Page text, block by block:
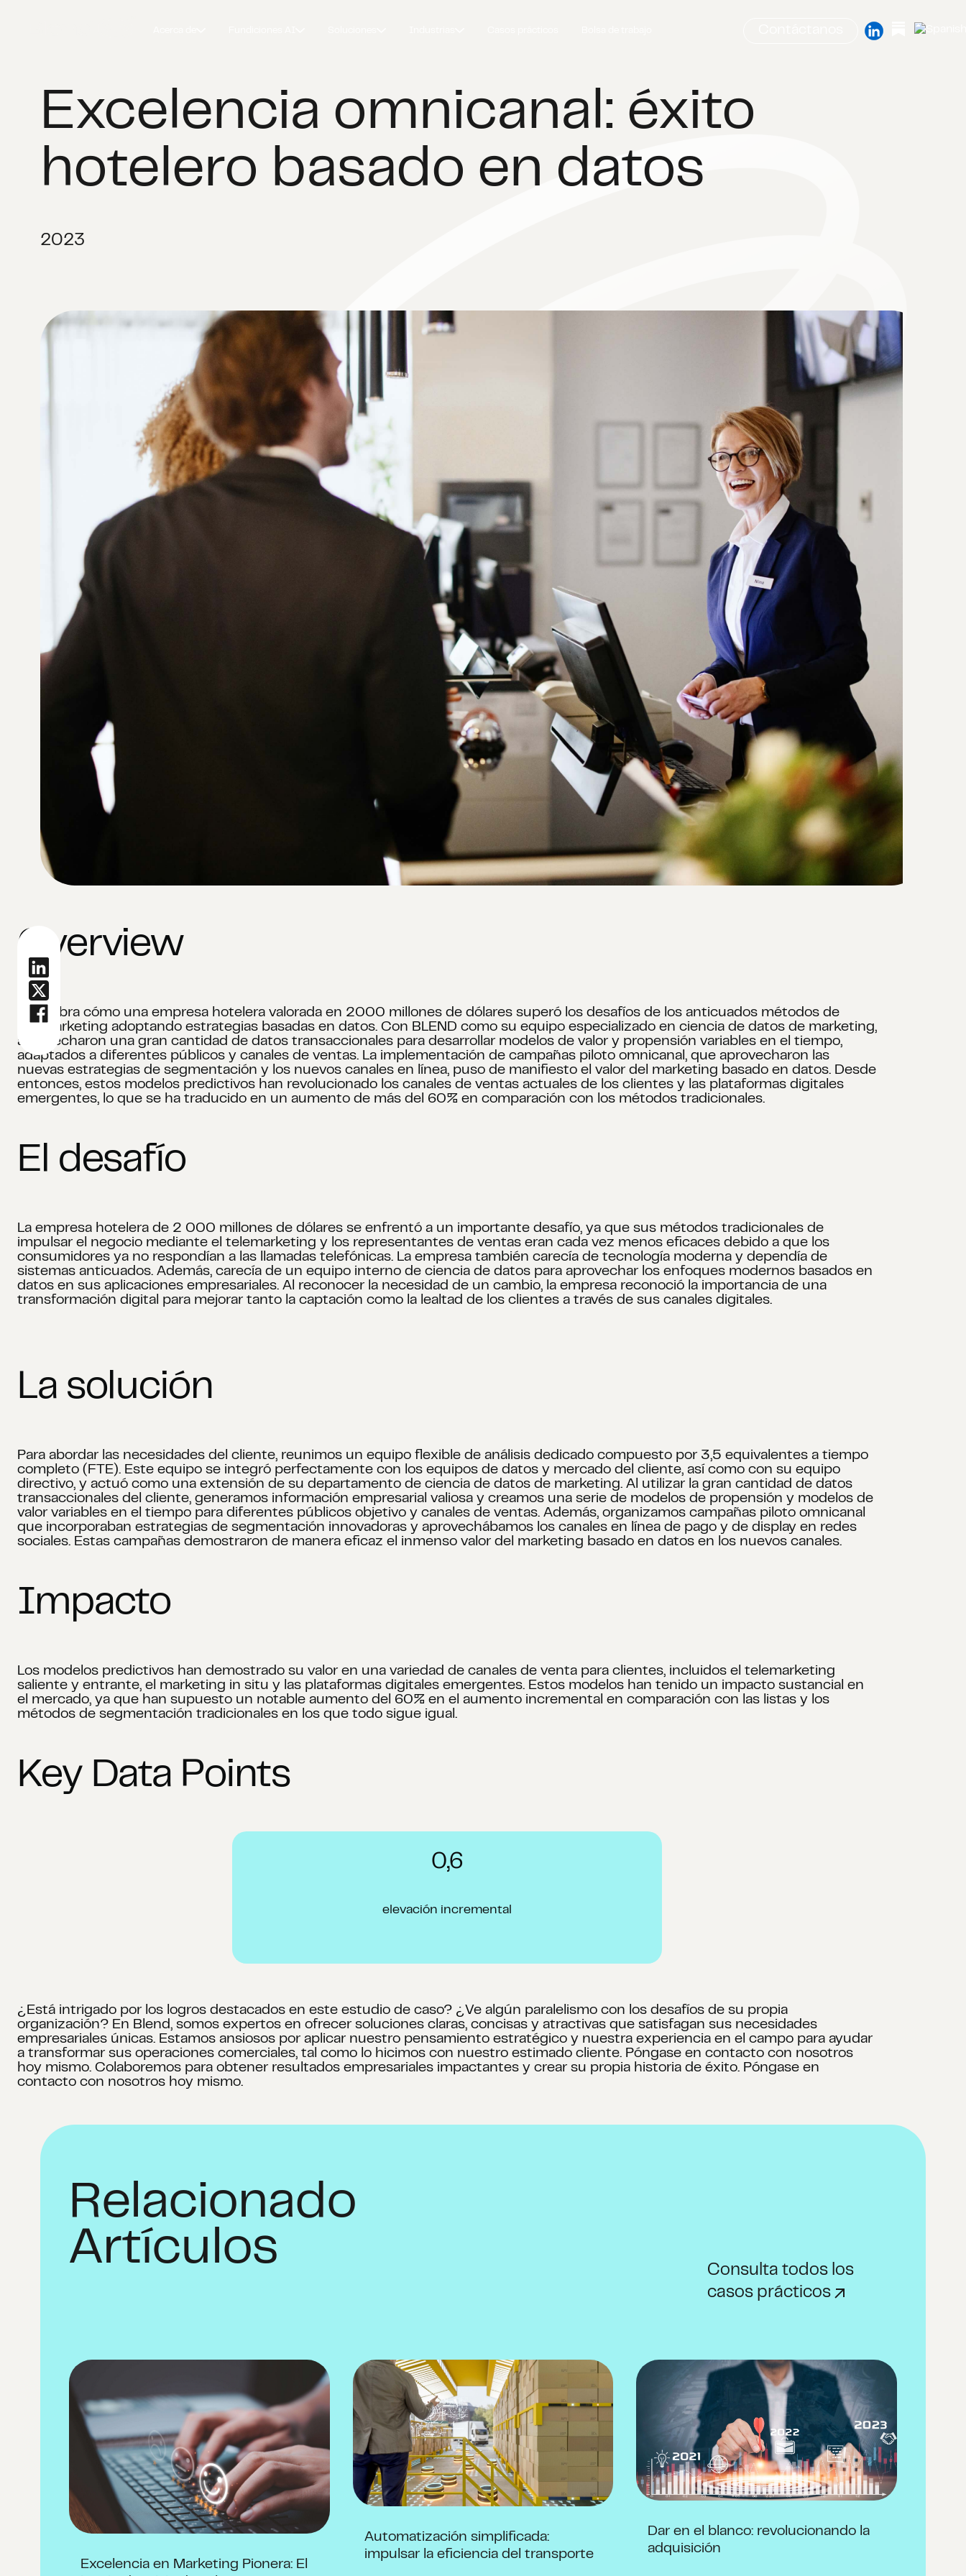
Excelencia omnicanal: éxito
hotelero basado en datos
2023
Overview
Descubra cómo una empresa hotelera valorada en 2000 millones de dólares superó los desafíos de los anticuados métodos de
telemarketing adoptando estrategias basadas en datos. Con BLEND como su equipo especializado en ciencia de datos de marketing,
aprovecharon una gran cantidad de datos transaccionales para desarrollar modelos de valor y propensión variables en el tiempo,
adaptados a diferentes públicos y canales de ventas. La implementación de campañas piloto omnicanal, que aprovecharon las
nuevas estrategias de segmentación y los nuevos canales en línea, puso de manifiesto el valor del marketing basado en datos. Desde
entonces, estos modelos predictivos han revolucionado los canales de ventas actuales de los clientes y las plataformas digitales
emergentes, lo que se ha traducido en un aumento de más del 60% en comparación con los métodos tradicionales.
El desafío
La empresa hotelera de 2 000 millones de dólares se enfrentó a un importante desafío, ya que sus métodos tradicionales de
impulsar el negocio mediante el telemarketing y los representantes de ventas eran cada vez menos eficaces debido a que los
consumidores ya no respondían a las llamadas telefónicas. La empresa también carecía de tecnología moderna y dependía de
sistemas anticuados. Además, carecía de un equipo interno de ciencia de datos para aprovechar los enfoques modernos basados en
datos en sus aplicaciones empresariales. Al reconocer la necesidad de un cambio, la empresa reconoció la importancia de una
transformación digital para mejorar tanto la captación como la lealtad de los clientes a través de sus canales digitales.
La solución
Para abordar las necesidades del cliente, reunimos un equipo flexible de análisis dedicado compuesto por 3,5 equivalentes a tiempo
completo (FTE). Este equipo se integró perfectamente con los equipos de datos y mercado del cliente, así como con su equipo
directivo, y actuó como una extensión de su departamento de ciencia de datos de marketing. Al utilizar la gran cantidad de datos
transaccionales del cliente, generamos información empresarial valiosa y creamos una serie de modelos de propensión y modelos de
valor variables en el tiempo para diferentes públicos objetivo y canales de ventas. Además, organizamos campañas piloto omnicanal
que incorporaban estrategias de segmentación innovadoras y aprovechábamos los canales en línea de pago y de display en redes
sociales. Estas campañas demostraron de manera eficaz el inmenso valor del marketing basado en datos en los nuevos canales.
Impacto
Los modelos predictivos han demostrado su valor en una variedad de canales de venta para clientes, incluidos el telemarketing
saliente y entrante, el marketing in situ y las plataformas digitales emergentes. Estos modelos han tenido un impacto sustancial en
el mercado, ya que han supuesto un notable aumento del 60% en el aumento incremental en comparación con las listas y los
métodos de segmentación tradicionales en los que todo sigue igual.
Key Data Points
0,6
elevación incremental
¿Está intrigado por los logros destacados en este estudio de caso? ¿Ve algún paralelismo con los desafíos de su propia
organización? En Blend, somos expertos en ofrecer soluciones claras, concisas y atractivas que satisfagan sus necesidades
empresariales únicas. Estamos ansiosos por aplicar nuestro pensamiento estratégico y nuestra experiencia en el campo para ayudar
a transformar sus operaciones comerciales, tal como lo hicimos con nuestro estimado cliente. Póngase en contacto con nosotros
hoy mismo. Colaboremos para obtener resultados empresariales impactantes y crear su propia historia de éxito. Póngase en
contacto con nosotros hoy mismo.
Relacionado
Artículos
Consulta todos los
casos prácticos
Excelencia en Marketing Pionera: El
Automatización simplificada:
impulsar la eficiencia del transporte
Dar en el blanco: revolucionando la
adquisición